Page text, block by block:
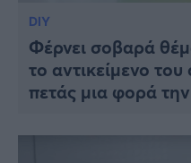
DIY
Φέρνει σοβαρά
το αντικείμενο
πετάς μια φορά